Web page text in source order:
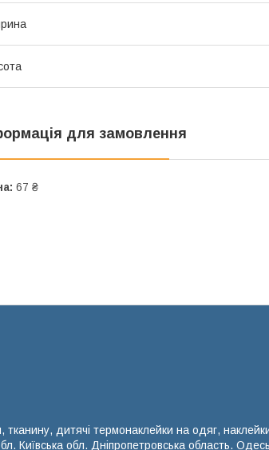
для замовлення
67 ₴
дитячі термонаклейки на одяг,
Київська обл. Дніпропетровська область.